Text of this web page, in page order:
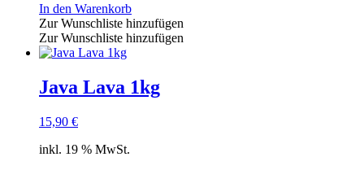
In den Warenkorb
Zur Wunschliste hinzufügen
Zur Wunschliste hinzufügen
Java Lava 1kg
15,90 €
inkl. 19 % MwSt.